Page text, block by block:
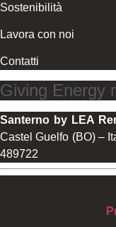
Sostenibilità
Lavora con noi
Contatti
Giving Energy
Santerno by LEA
Castel Guelfo (BO) –
489722